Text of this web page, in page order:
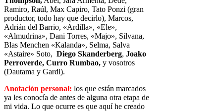
Ramiro, Raúl, Max Capiro, Tato Ponzi (gran
productor, todo hay que decirlo), Marcos,
Adrián del Barrio, «Ardilla», «Ele»,
«Almudrina», Dani Torres, «Majo», Silvana,
Blas Menchen «Kalanda», Selma, Salva
«Astaire» Soto, Diego Skanderberg, Joako
Perroverde, Curro Rumbao, y vosotros
(Dautama y Gardi).
Anotación personal: los que están marcados
ya les conocía de antes de alguna otra etapa de
mi vida. Lo que ocurre es que aquí he creado